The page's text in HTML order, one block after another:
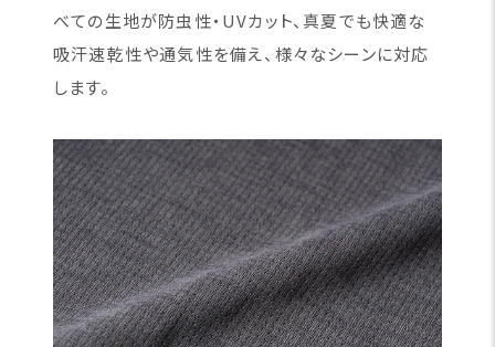
べての生地が防虫性・UVカット、真夏でも快適な
吸汗速乾性や通気性を備え、様々なシーンに対応
します。